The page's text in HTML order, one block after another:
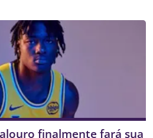
finalmente fará sua